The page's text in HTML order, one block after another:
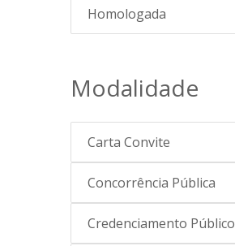
Homologada
Modalidade
Carta Convite
Concorrência Pública
Credenciamento Público